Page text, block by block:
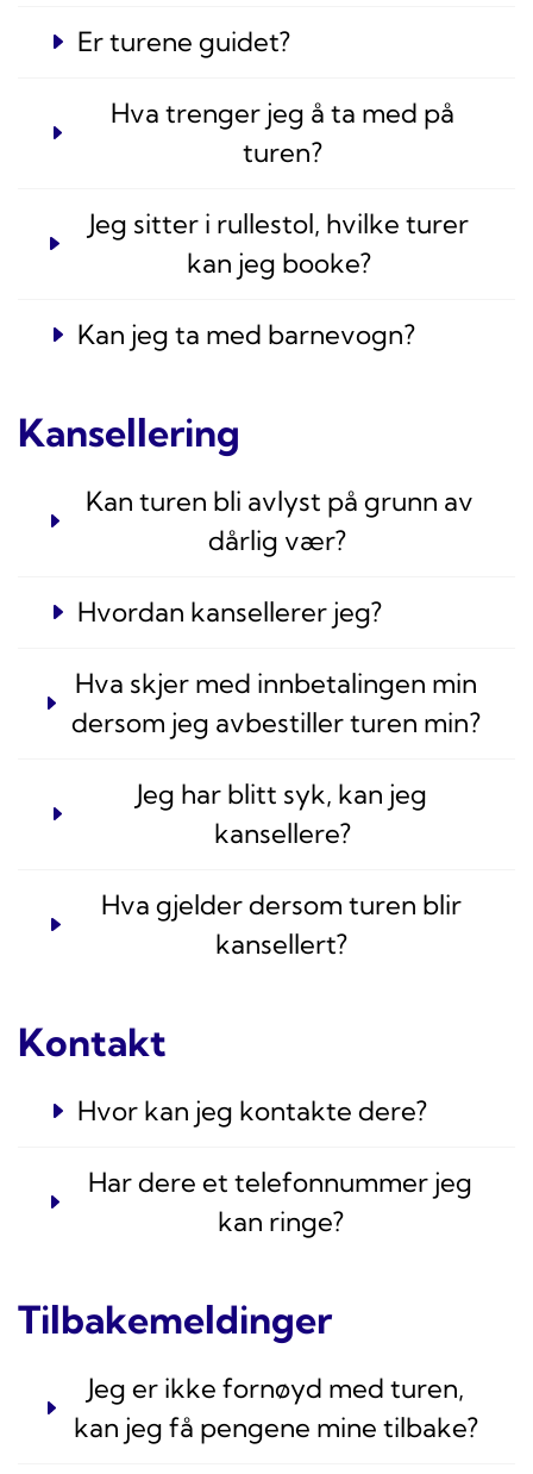
Er turene guidet?
Hva trenger jeg å ta med på
turen?
Jeg sitter i rullestol, hvilke turer
kan jeg booke?
Kan jeg ta med barnevogn?
Kansellering
Kan turen bli avlyst på grunn av
dårlig vær?
Hvordan kansellerer jeg?
Hva skjer med innbetalingen min
dersom jeg avbestiller turen min?
Jeg har blitt syk, kan jeg
kansellere?
Hva gjelder dersom turen blir
kansellert?
Kontakt
Hvor kan jeg kontakte dere?
Har dere et telefonnummer jeg
kan ringe?
Tilbakemeldinger
Jeg er ikke fornøyd med turen,
kan jeg få pengene mine tilbake?